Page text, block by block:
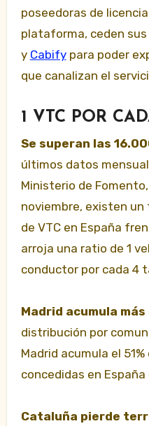
poseedoras de
plataforma, ceden
y Cabifypara poder
que canalizan el
1 VTC POR
Se superan las
últimos datos
Ministerio de
noviembre, existen un
de VTC en España
arroja una ratio de 1
conductor por cada 4
Madrid acumula
distribución por
Madrid acumula el
concedidas en España
Cataluña pierde